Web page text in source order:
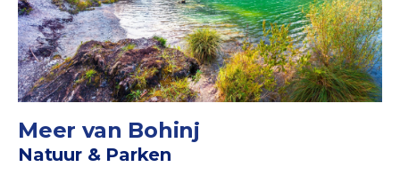
Meer van Bohinj
Natuur & Parken